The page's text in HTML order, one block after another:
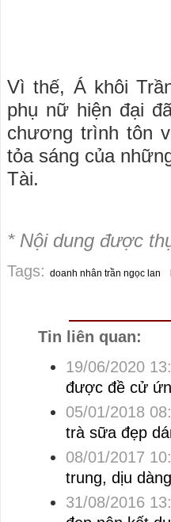
Vì thế, Á khôi
phụ nữ hiện đại
chương trình tôn
tỏa sáng của
Tài.
* Nội dung được
Tags: doanh nhân trần ngọc lan
Tin liên quan:
19/06/2020
được đề cử
05/01/2018
trà sữa đẹp
08/01/2017
trung, dịu dàng
31/08/2016